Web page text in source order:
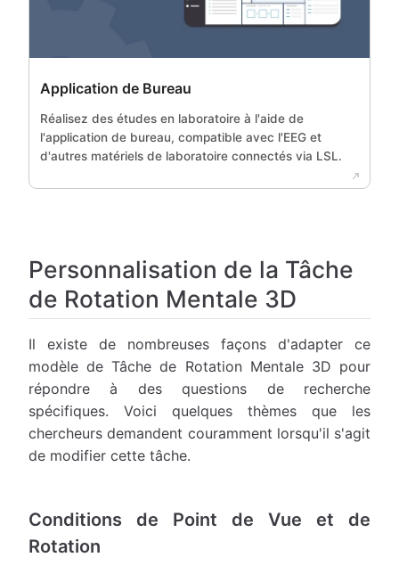
Application de Bureau
Réalisez des études en laboratoire à l'aide de
l'application de bureau, compatible avec l'EEG et
d'autres matériels de laboratoire connectés via LSL.
Personnalisation de la Tâche
de Rotation Mentale 3D
Il existe de nombreuses façons d'adapter ce
modèle de Tâche de Rotation Mentale 3D pour
répondre à des questions de recherche
spécifiques. Voici quelques thèmes que les
chercheurs demandent couramment lorsqu'il s'agit
de modifier cette tâche.
Conditions de Point de Vue et de
Rotation